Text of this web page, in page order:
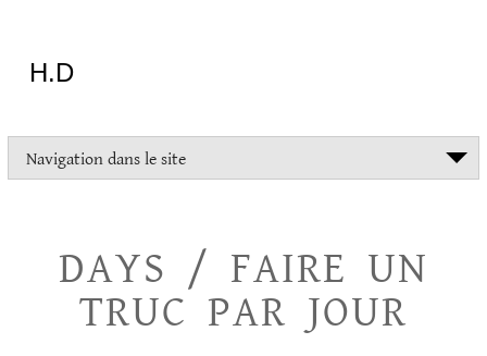
H.D
Navigation dans le site
DAYS / FAIRE UN
TRUC PAR JOUR